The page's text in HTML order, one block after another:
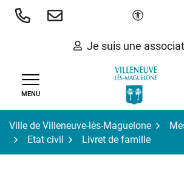
Aller
Je suis une
MENU
Ville de Villeneuve-lès-Maguelone
Etat civil
Livret de famille